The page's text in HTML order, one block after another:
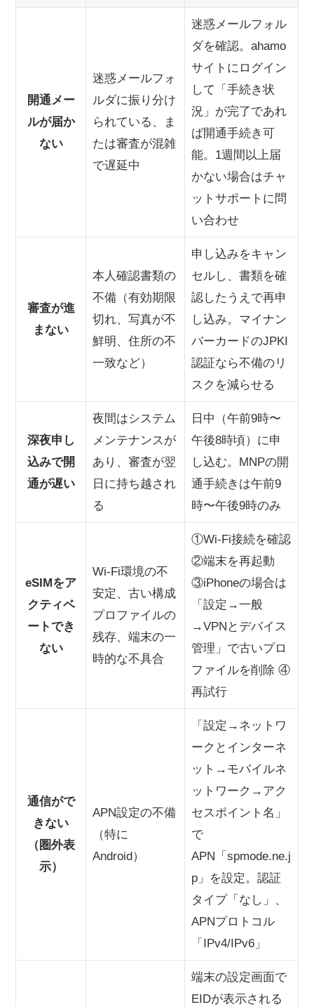
開通メー
ルが届か
ない
迷惑メールフォ
ルダに振り分け
られている、ま
たは審査が混雑
で遅延中
迷惑メールフォル
ダを確認。ahamo
サイトにログイン
して「手続き状
況」が完了であれ
ば開通手続き可
能。1週間以上届
かない場合はチャ
ットサポートに問
い合わせ
審査が進
まない
本人確認書類の
不備（有効期限
切れ、写真が不
鮮明、住所の不
一致など）
申し込みをキャン
セルし、書類を確
認したうえで再申
し込み。マイナン
バーカードのJPKI
認証なら不備のリ
スクを減らせる
深夜申し
込みで開
通が遅い
夜間はシステム
メンテナンスが
あり、審査が翌
日に持ち越され
る
日中（午前9時〜
午後8時頃）に申
し込む。MNPの開
通手続きは午前9
時〜午後9時のみ
eSIMをア
クティベ
ートでき
ない
Wi-Fi環境の不
安定、古い構成
プロファイルの
残存、端末の一
時的な不具合
①Wi-Fi接続を確認
②端末を再起動
③iPhoneの場合は
「設定→一般
→VPNとデバイス
管理」で古いプロ
ファイルを削除 ④
再試行
通信がで
きない
（圏外表
示）
APN設定の不備
（特に
Android）
「設定→ネットワ
ークとインターネ
ット→モバイルネ
ットワーク→アク
セスポイント名」
で
APN「spmode.ne.j
p」を設定。認証
タイプ「なし」、
APNプロトコル
「IPv4/IPv6」
端末の設定画面で
EIDが表示される